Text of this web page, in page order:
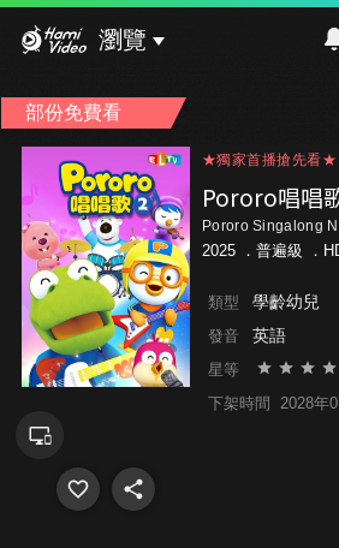
瀏覽
部份免費看
★獨家首播搶先看★
★獨家首播搶先看★
Pororo唱唱
Pororo Singalong
2025 ． 普遍級 ．
類型 學齡幼兒
發音 英語
星等
下架時間 2028年